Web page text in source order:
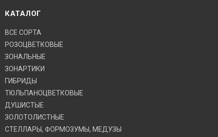
КАТАЛОГ
ВСЕ СОРТА
РОЗОЦВЕТКОВЫЕ
ЗОНАЛЬНЫЕ
ЗОНАРТИКИ
ГИБРИДЫ
ТЮЛЬПАНОЦВЕТКОВЫЕ
ДУШИСТЫЕ
ЗОЛОТОЛИСТНЫЕ
СТЕЛЛАРЫ, ФОРМОЗУМЫ, МЕДУЗЫ